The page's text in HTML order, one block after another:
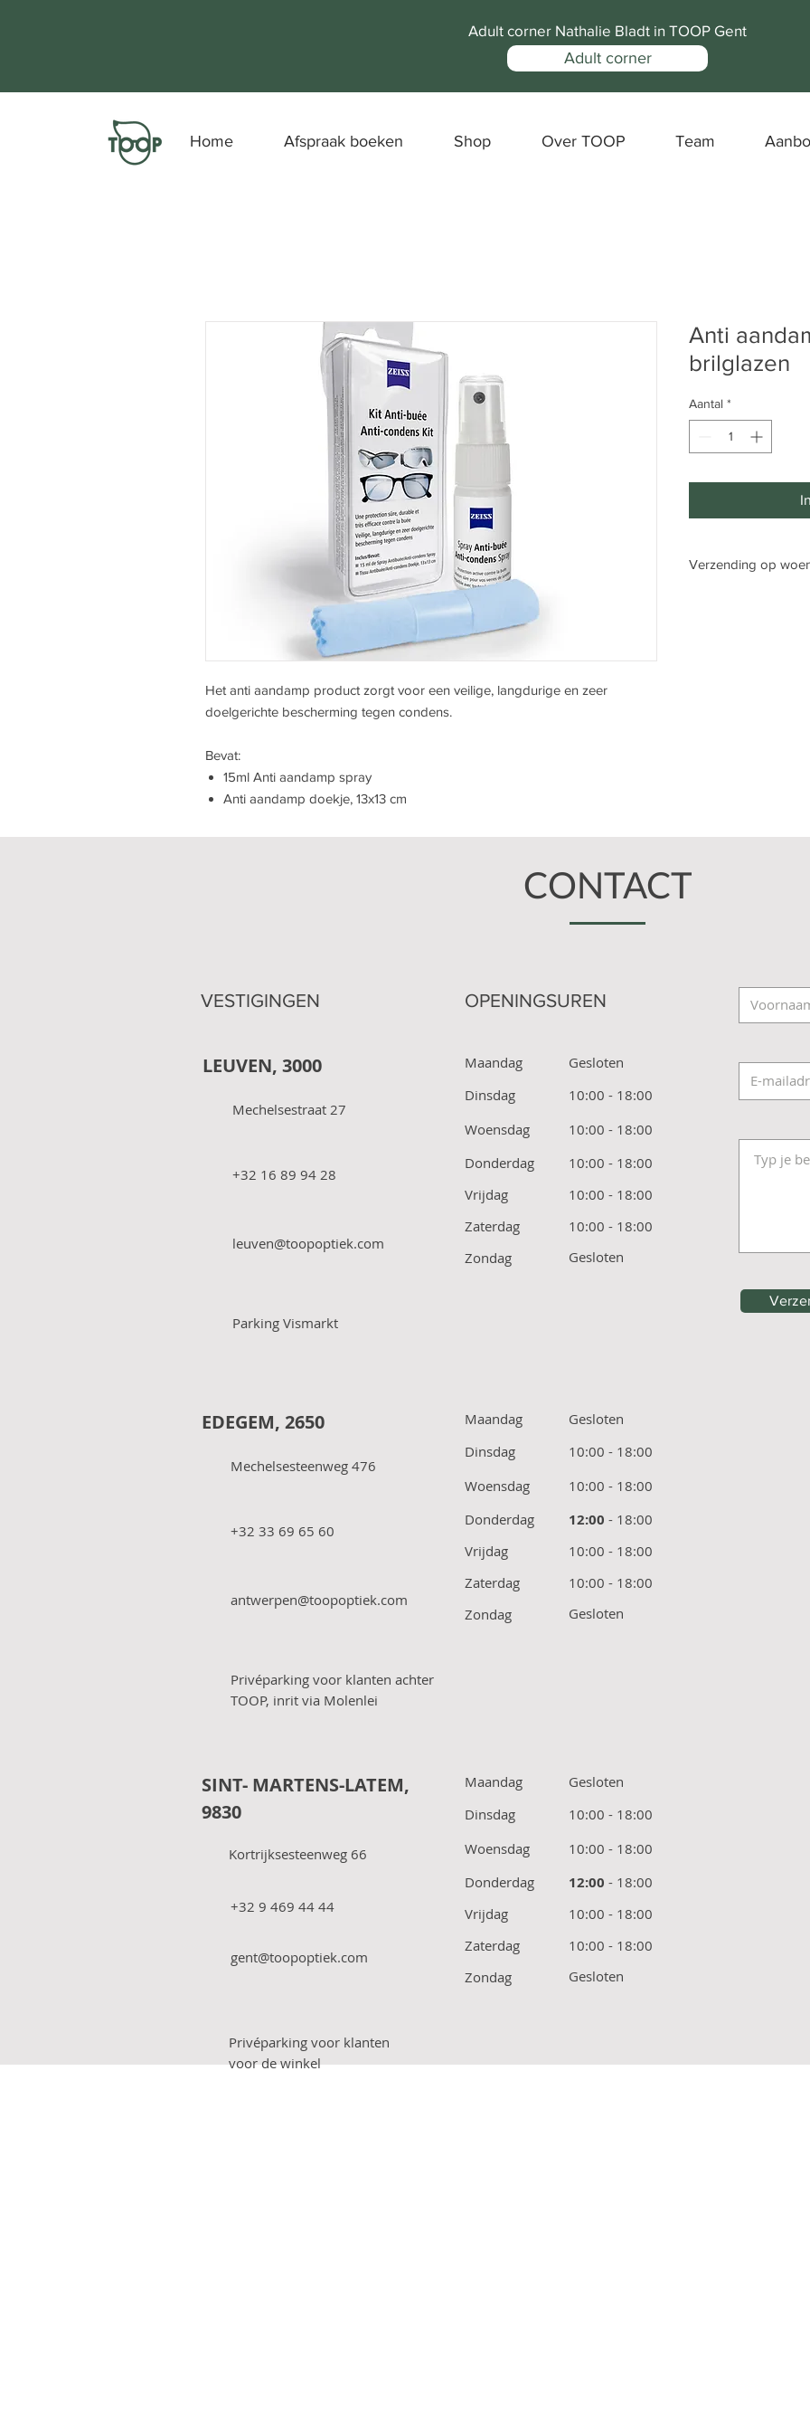
Adult corner Nathalie Bladt in TOOP Gent
Adult corner
Home Afspraak boeken Shop Over TOOP Team
Het anti aandamp product zorgt voor een veilige, langdurige en zeer
doelgerichte bescherming tegen condens.
Bevat:
15ml Anti aandamp spray
Anti aandamp doekje, 13x13 cm
Anti
brilglazen
Aantal *
Verzending op
CONTACT
VESTIGINGEN OPENINGSUREN
LEUVEN, 3000
Mechelsestraat 27
+32 16 89 94 28
leuven@toopoptiek.com
Maandag
Gesloten
Dinsdag
10:00 - 18:00
Woensdag
10:00 - 18:00
Donderdag
10:00 - 18:00
Vrijdag
10:00 - 18:00
Zaterdag
10:00 - 18:00
Zondag
Gesloten
Parking Vismarkt
EDEGEM, 2650
Mechelsesteenweg 476
+32 33 69 65 60
antwerpen@toopoptiek.com
Maandag
Gesloten
Dinsdag
10:00 - 18:00
Woensdag
10:00 - 18:00
Donderdag
12:00 - 18:00
Vrijdag
10:00 - 18:00
Zaterdag
10:00 - 18:00
Zondag
Gesloten
Privéparking voor klanten achter
TOOP, inrit via Molenlei
SINT- MARTENS-LATEM,
9830
Kortrijksesteenweg 66
gent@toopoptiek.com
+32 9 469 44 44
Maandag
Gesloten
Dinsdag
10:00 - 18:00
Woensdag
10:00 - 18:00
Donderdag
12:00 - 18:00
Vrijdag
10:00 - 18:00
Zaterdag
10:00 - 18:00
Zondag
Gesloten
Privéparking voor klanten
voor de winkel